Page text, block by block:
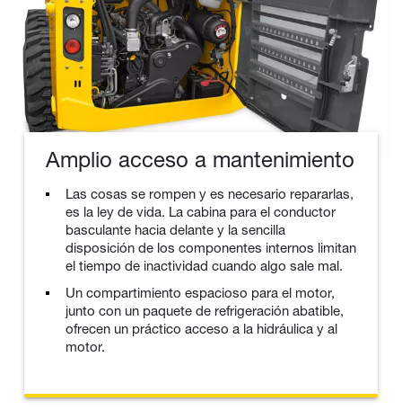
Amplio acceso a mantenimiento
Las cosas se rompen y es necesario repararlas,
es la ley de vida. La cabina para el conductor
basculante hacia delante y la sencilla
disposición de los componentes internos limitan
el tiempo de inactividad cuando algo sale mal.
Un compartimiento espacioso para el motor,
junto con un paquete de refrigeración abatible,
ofrecen un práctico acceso a la hidráulica y al
motor.